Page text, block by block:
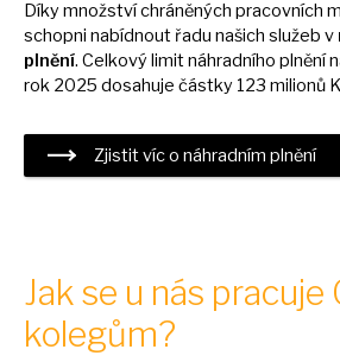
Díky množství chráněných pracovních
schopni nabídnout řadu našich služeb v
plnění. Celkový limit náhradního plnění
rok 2025 dosahuje částky 123 milionů
Zjistit víco náhradním plnění
Jak se u nás pracuje
kolegům?